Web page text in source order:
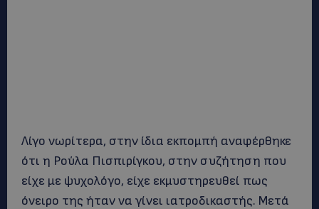
Λίγο νωρίτερα, στην ίδια εκπομπή αναφέρθηκε
ότι η Ρούλα Πισπιρίγκου, στην συζήτηση που
είχε με ψυχολόγο, είχε εκμυστηρευθεί πως
όνειρο της ήταν να γίνει ιατροδικαστής. Μετά